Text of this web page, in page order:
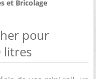
et Bricolage
pour
litres